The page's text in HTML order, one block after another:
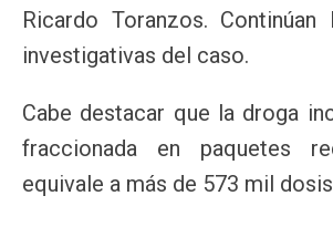
Ricardo Toranzos. Continúan
investigativas del caso.
Cabe destacar que la droga
fraccionada en paquetes
equivale a más de 573 mil